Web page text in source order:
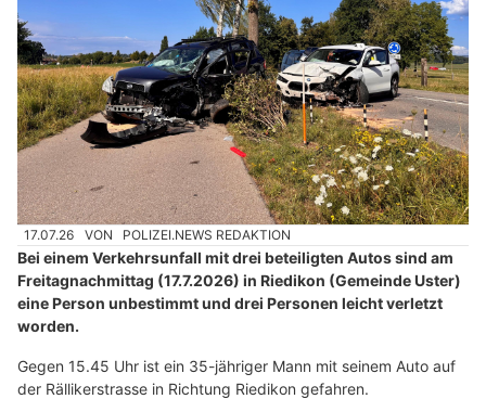
17.07.26 VON POLIZEI.NEWS REDAKTION
Bei einem Verkehrsunfall mit drei beteiligten Autos sind am
Freitagnachmittag (17.7.2026) in Riedikon (Gemeinde Uster)
eine Person unbestimmt und drei Personen leicht verletzt
worden.
Gegen 15.45 Uhr ist ein 35-jähriger Mann mit seinem Auto auf
der Rällikerstrasse in Richtung Riedikon gefahren.